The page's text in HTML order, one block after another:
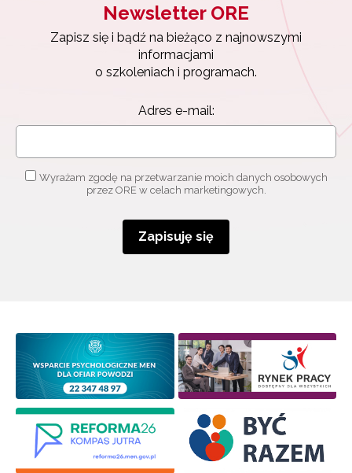
Newsletter ORE
Zapisz się i bądź na bieżąco z najnowszymi
informacjami
o szkoleniach i programach.
Adres e-mail:
Wyrażam zgodę na przetwarzanie moich danych osobowych
przez ORE w celach marketingowych.
Zapisuję się